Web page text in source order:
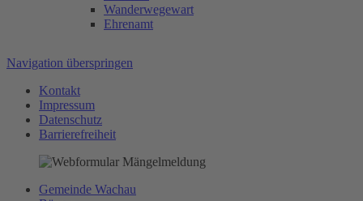
Wanderwegewart
Ehrenamt
Navigation überspringen
Kontakt
Impressum
Datenschutz
Barrierefreiheit
Gemeinde Wachau